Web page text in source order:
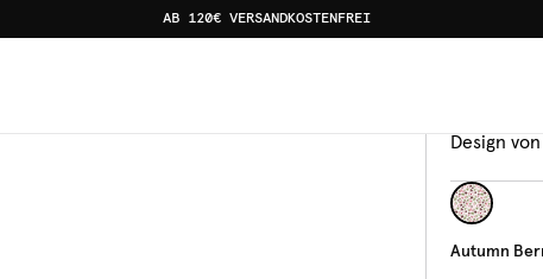
AB 120€ VERSANDKOSTENFREI
Design von
Autumn